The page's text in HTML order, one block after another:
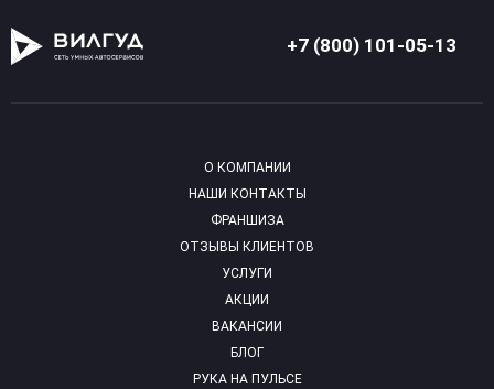
+7 (800) 101-05-13
О КОМПАНИИ
НАШИ КОНТАКТЫ
ФРАНШИЗА
ОТЗЫВЫ КЛИЕНТОВ
УСЛУГИ
АКЦИИ
ВАКАНСИИ
БЛОГ
РУКА НА ПУЛЬСЕ